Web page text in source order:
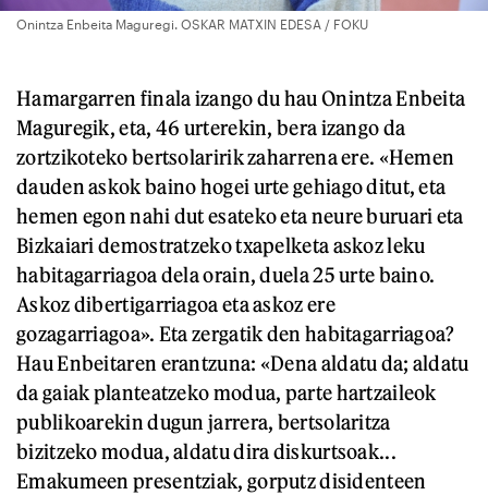
Onintza Enbeita Maguregi. OSKAR MATXIN EDESA / FOKU
Hamargarren finala izango du hau Onintza Enbeita
Maguregik, eta, 46 urterekin, bera izango da
zortzikoteko bertsolaririk zaharrena ere. «Hemen
dauden askok baino hogei urte gehiago ditut, eta
hemen egon nahi dut esateko eta neure buruari eta
Bizkaiari demostratzeko txapelketa askoz leku
habitagarriagoa dela orain, duela 25 urte baino.
Askoz dibertigarriagoa eta askoz ere
gozagarriagoa». Eta zergatik den habitagarriagoa?
Hau Enbeitaren erantzuna: «Dena aldatu da; aldatu
da gaiak planteatzeko modua, parte hartzaileok
publikoarekin dugun jarrera, bertsolaritza
bizitzeko modua, aldatu dira diskurtsoak...
Emakumeen presentziak, gorputz disidenteen